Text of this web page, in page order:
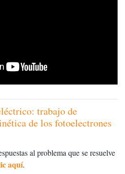
trabajo de
de los fotoelectrones
al problema que se resuelve
aquí.